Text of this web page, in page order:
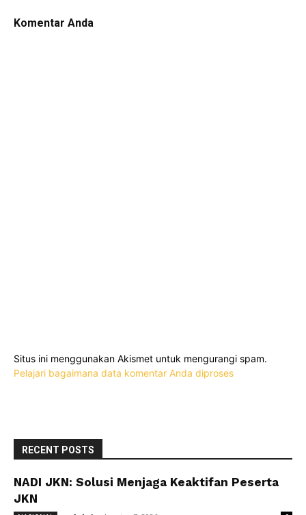
Komentar Anda
Situs ini menggunakan Akismet untuk mengurangi spam.
Pelajari bagaimana data komentar Anda diproses
RECENT POSTS
NADI JKN: Solusi Menjaga Keaktifan Peserta
JKN